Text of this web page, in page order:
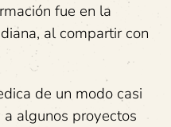
fue en la
al compartir con
de un modo casi
algunos proyectos